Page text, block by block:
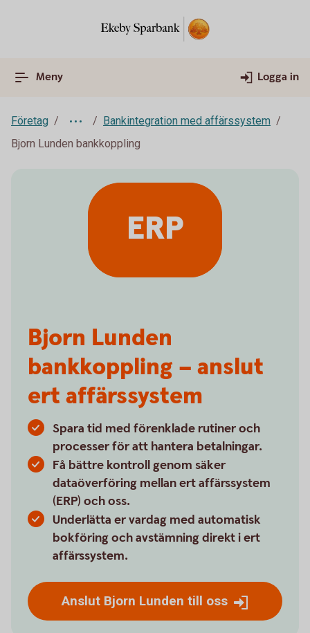
Meny Logga in
Företag
Bankintegration med affärssystem
Bjorn Lunden bankkoppling
Bjorn Lunden
bankkoppling – anslut
ert affärssystem
Spara tid med förenklade rutiner och
processer för att hantera betalningar.
Få bättre kontroll genom säker
dataöverföring mellan ert affärssystem
(ERP) och oss.
Underlätta er vardag med automatisk
bokföring och avstämning direkt i ert
affärssystem.
Anslut Bjorn Lunden till oss
ERP